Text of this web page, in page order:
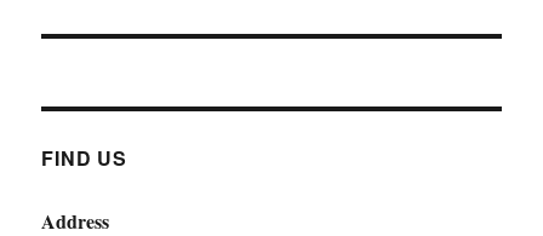
FIND US
Address